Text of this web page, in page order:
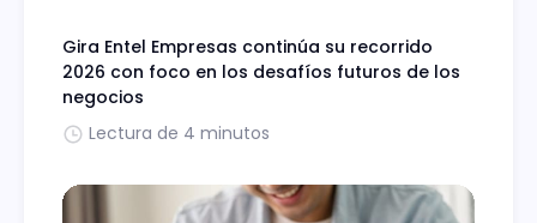
Gira Entel Empresas continúa su recorrido
2026 con foco en los desafíos futuros de los
negocios
Lectura de 4 minutos